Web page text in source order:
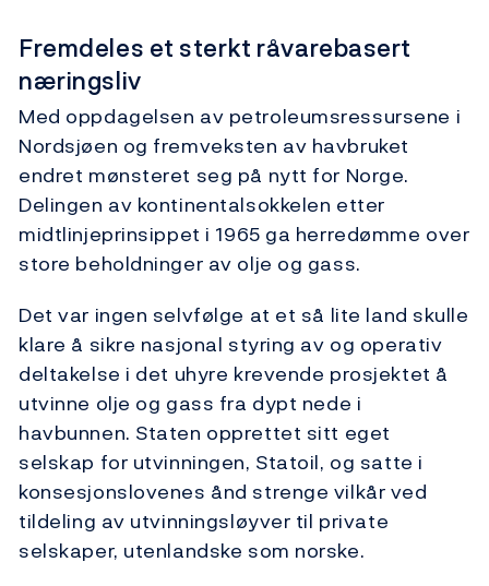
Fremdeles et sterkt råvarebasert
næringsliv
Med oppdagelsen av petroleumsressursene i
Nordsjøen og fremveksten av havbruket
endret mønsteret seg på nytt for Norge.
Delingen av kontinentalsokkelen etter
midtlinjeprinsippet i 1965 ga herredømme over
store beholdninger av olje og gass.
Det var ingen selvfølge at et så lite land skulle
klare å sikre nasjonal styring av og operativ
deltakelse i det uhyre krevende prosjektet å
utvinne olje og gass fra dypt nede i
havbunnen. Staten opprettet sitt eget
selskap for utvinningen, Statoil, og satte i
konsesjonslovenes ånd strenge vilkår ved
tildeling av utvinningsløyver til private
selskaper, utenlandske som norske.